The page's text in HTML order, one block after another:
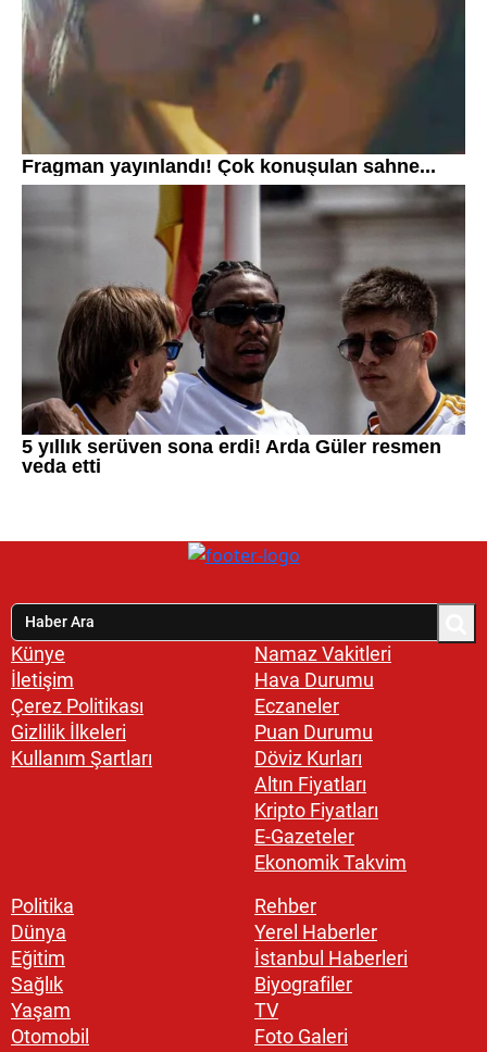
Künye
İletişim
Çerez Politikası
Gizlilik İlkeleri
Kullanım Şartları
Namaz Vakitleri
Hava Durumu
Eczaneler
Puan Durumu
Döviz Kurları
Altın Fiyatları
Kripto Fiyatları
E-Gazeteler
Ekonomik Takvim
Politika
Dünya
Eğitim
Sağlık
Yaşam
Otomobil
Rehber
Yerel Haberler
İstanbul Haberleri
Biyografiler
TV
Foto Galeri